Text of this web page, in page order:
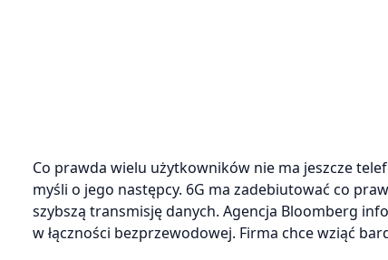
Co prawda wielu użytkowników nie ma jeszcze
myśli o jego następcy. 6G ma zadebiutować co
szybszą transmisję danych. Agencja Bloomberg
w łączności bezprzewodowej. Firma chce wziąć